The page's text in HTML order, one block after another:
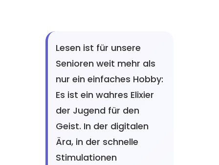
Lesen ist für unsere
Senioren weit mehr als
nur ein einfaches Hobby:
Es ist ein wahres Elixier
der Jugend für den
Geist. In der digitalen
Ära, in der schnelle
Stimulationen